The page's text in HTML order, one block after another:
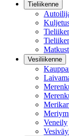
Tieliikenne
Vesiliikenne
Veneily